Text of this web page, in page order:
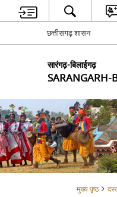
छत्तीसगढ़ शासन
सारंगढ़-बिलाईगढ़
SARANGARH-
मुख्य पृष्ठ